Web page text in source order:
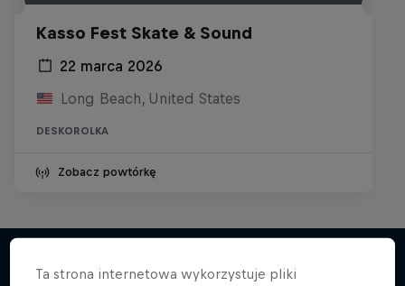
Kasso Fest Skate & Sound
22 marca 2026
Long Beach, United States
DESKOROLKA
Zobacz powtórkę
Ta strona internetowa wykorzystuje pliki